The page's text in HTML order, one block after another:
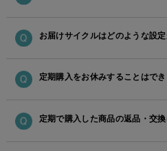
お届けサイクルはどのような設
定期購入をお休みすることはで
定期で購⼊した商品の返品・交